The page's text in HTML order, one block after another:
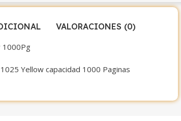
VALORACIONES (0)
1000Pg
Yellow capacidad 1000 Paginas